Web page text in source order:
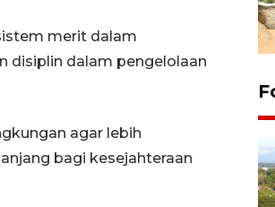
merit dalam
disiplin dalam pengelolaan
agar lebih
bagi kesejahteraan